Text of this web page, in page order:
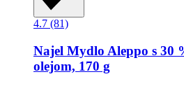
4.7 (81)
Najel Mydlo Aleppo s 30
olejom, 170 g